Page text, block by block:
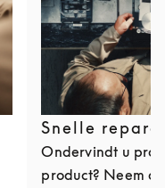
Snelle
Ondervindt u
product? Neem